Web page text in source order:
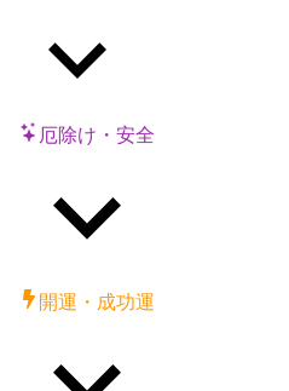
厄除け・安全
開運・成功運